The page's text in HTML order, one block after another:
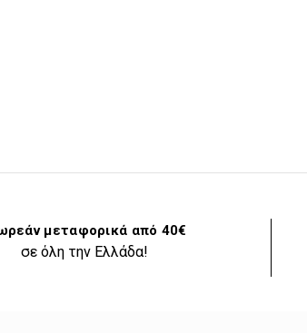
μεταφορικά από 40€
σε όλη την Ελλάδα!